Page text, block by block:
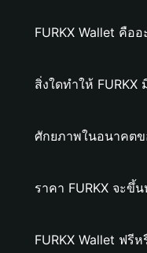
FURKX Wallet คืออ
สิ่งใดทำให้
ศักยภาพในอนาคตข
ราคา FURKX จะขึ้
FURKX Wallet ฟรีห